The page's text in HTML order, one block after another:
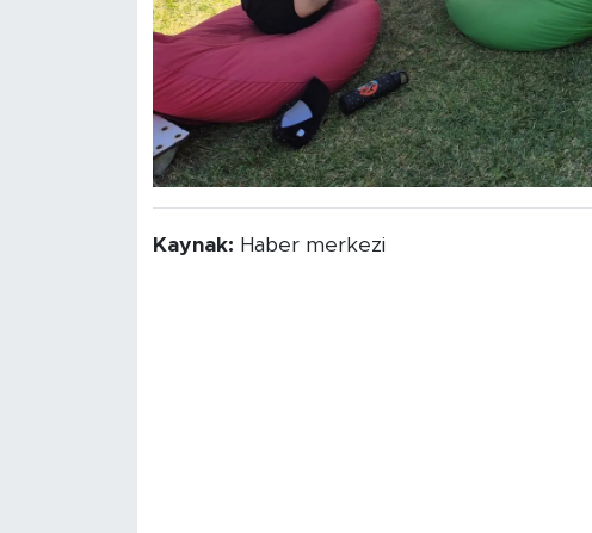
Kaynak: Haber merkezi